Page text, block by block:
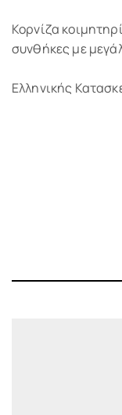
Κορνίζα
συνθήκες με
Ελληνικής